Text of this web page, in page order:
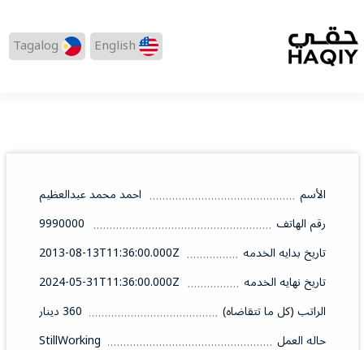
English
Tagalog
الأسم
احمد محمد عبدالعظيم
رقم الهاتف
9990000
تاريخ بدايه الخدمه
2013-08-13T11:36:00.000Z
تاريخ نهايه الخدمه
2024-05-31T11:36:00.000Z
الراتب (كل ما تتقاضاه)
360 دينار
حاله العمل
StillWorking